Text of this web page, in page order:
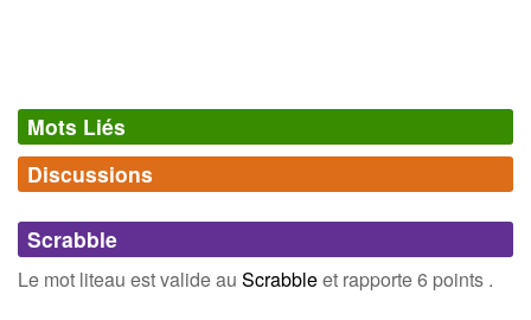
Mots Liés
Synonymes(20)
Mots avec la même signification
abri
raie
Discussions
Connectez-vous inscrivez-vous
Scrabble
Le mot liteau est valide au Scrabbleet rapporte 6 points .